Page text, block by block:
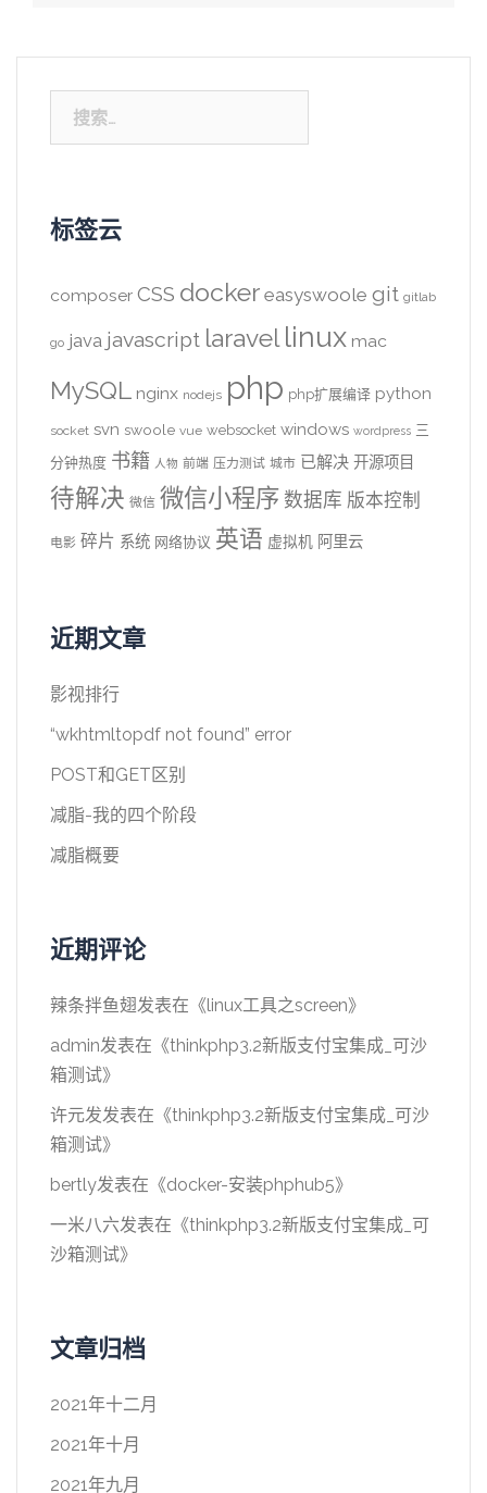
索：
标签云
composer CSS docker easyswoole git gitlab
go java javascript laravel linux mac
MySQL nginx nodejs php php扩展编译 python
socket svn swoole vue websocket windows wordpress 三
分钟热度 书籍 人物 前端 压力测试 城市 已解决 开源项目
待解决 微信 微信小程序 数据库 版本控制
电影 碎片 系统 网络协议 英语 虚拟机 阿里云
近期文章
影视排行
“wkhtmltopdf not found” error
POST和GET区别
减脂-我的四个阶段
减脂概要
近期评论
辣条拌鱼翅发表在《linux工具之screen》
admin发表在《thinkphp3.2新版支付宝集成_可沙
箱测试》
许元发发表在《thinkphp3.2新版支付宝集成_可沙
箱测试》
bertly发表在《docker-安装phphub5》
一米八六发表在《thinkphp3.2新版支付宝集成_可
沙箱测试》
文章归档
2021年十二月
2021年十月
2021年九月